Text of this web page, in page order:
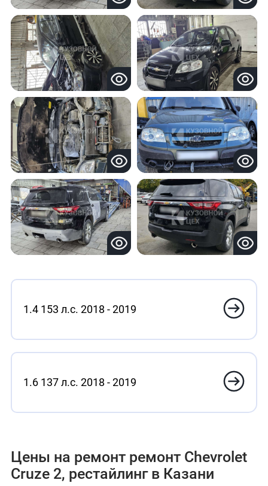
1.4 153 л.с. 2018 - 2019
1.6 137 л.с. 2018 - 2019
Цены на ремонт ремонт Chevrolet
Cruze 2, рестайлинг в Казани